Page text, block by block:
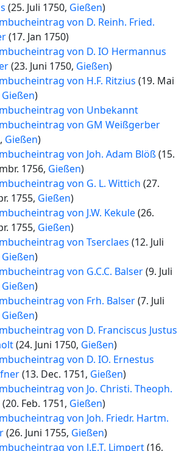
(25. Juli 1750, Gießen)
von D. Reinh. Fried.
(17. Jan 1750)
von D. IO Hermannus
(23. Juni 1750, Gießen)
von H.F. Ritzius (19. Mai
Gießen)
von Unbekannt
von GM Weißgerber
, Gießen)
von Joh. Adam Blöß(15.
1756, Gießen)
von G. L. Wittich (27.
1755, Gießen)
von J.W. Kekule(26.
1755, Gießen)
von Tserclaes (12. Juli
Gießen)
von G.C.C. Balser(9. Juli
Gießen)
von Frh. Balser(7. Juli
Gießen)
von D. Franciscus Justus
(24. Juni 1750, Gießen)
von D. IO. Ernestus
(13. Dec. 1751, Gießen)
von Jo. Christi. Theoph.
(20. Feb. 1751, Gießen)
von Joh. Friedr. Hartm.
(26. Juni 1755, Gießen)
von J.E.T. Limpert(16.